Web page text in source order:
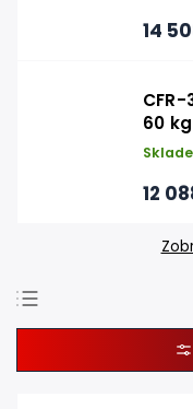
14
60
12
Doporučujeme
Nejlevnější